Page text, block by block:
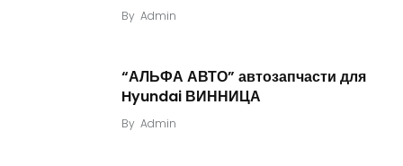
By Admin
“АЛЬФА АВТО” автозапчасти для
Hyundai ВИННИЦА
By Admin